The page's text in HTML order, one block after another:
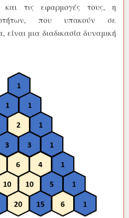
τις εφαρμογές τους, η
που υπακούν σε
μια διαδικασία δυναμική